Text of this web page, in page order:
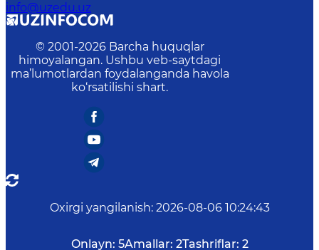
info@uzedu.uz
© 2001-2026 Barcha huquqlar
himoyalangan. Ushbu veb-saytdagi
ma’lumotlardan foydalanganda havola
ko‘rsatilishi shart.
Oxirgi yangilanish: 2026-08-06 10:24:43
Onlayn: 5Amallar: 2Tashriflar: 2